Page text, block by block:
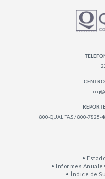
800-QUALITAS / 800-7825-
•
• Informes
• Índice de